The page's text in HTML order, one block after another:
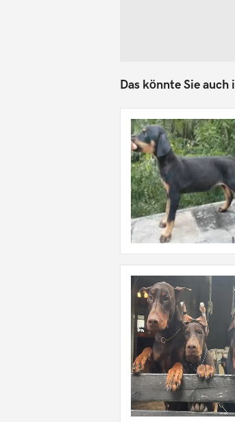
Das könnte Sie